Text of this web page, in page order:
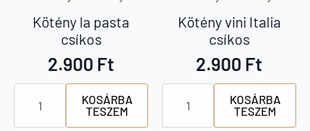
Kötény la pasta
csíkos
2.900 Ft
Kötény
pasta
csíkos
KOSÁRBA
TESZEM
Kötény vini Italia
csíkos
2.900 Ft
Kötény
csíkos
KOSÁRBA
TESZEM